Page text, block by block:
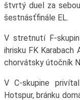
štvrtý duel za
šestnásťfinále EL.
V stretnutí F-
ihrisku FK Karabach
chorvátsky útočník
V C-skupine
Hotspur, bránku